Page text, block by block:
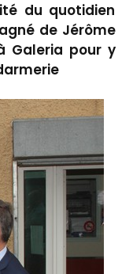
du quotidien
de Jérôme
Galeria pour y